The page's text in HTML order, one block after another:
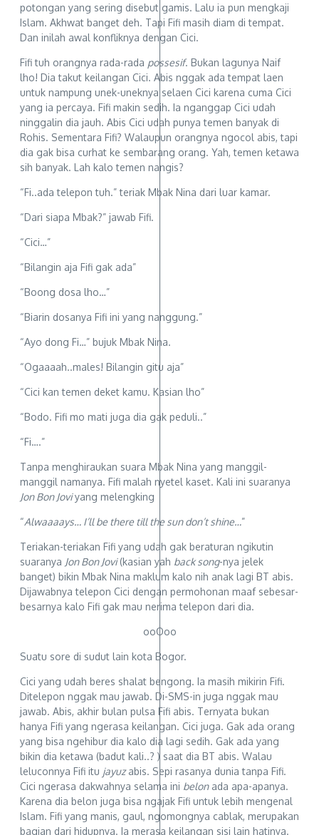
potongan yang sering disebut gamis. Lalu ia pun mengkaji
Islam. Akhwat banget deh. Tapi Fifi masih diam di tempat.
Dan inilah awal konfliknya dengan Cici.
Fifi tuh orangnya rada-rada possesif. Bukan lagunya Naif
lho! Dia takut keilangan Cici. Abis nggak ada tempat laen
untuk nampung unek-uneknya selaen Cici karena cuma Cici
yang ia percaya. Fifi makin sedih. Ia nganggap Cici udah
ninggalin dia jauh. Abis Cici udah punya temen banyak di
Rohis. Sementara Fifi? Walaupun orangnya ngocol abis, tapi
dia gak bisa curhat ke sembarang orang. Yah, temen ketawa
sih banyak. Lah kalo temen nangis?
“Fi..ada telepon tuh.” teriak Mbak Nina dari luar kamar.
“Dari siapa Mbak?” jawab Fifi.
“Cici…”
“Bilangin aja Fifi gak ada”
“Boong dosa lho…”
“Biarin dosanya Fifi ini yang nanggung.”
“Ayo dong Fi…” bujuk Mbak Nina.
“Ogaaaah..males! Bilangin gitu aja”
“Cici kan temen deket kamu. Kasian lho”
“Bodo. Fifi mo mati juga dia gak peduli..”
“Fi….”
Tanpa menghiraukan suara Mbak Nina yang manggil-
manggil namanya. Fifi malah nyetel kaset. Kali ini suaranya
Jon Bon Joviyang melengking
“Alwaaaays… I’ll be there till the sun don’t shine…”
Teriakan-teriakan Fifi yang udah gak beraturan ngikutin
suaranya Jon Bon Jovi(kasian yah back song-nya jelek
banget) bikin Mbak Nina maklum kalo nih anak lagi BT abis.
Dijawabnya telepon Cici dengan permohonan maaf sebesar-
besarnya kalo Fifi gak mau nerima telepon dari dia.
ooOoo
Suatu sore di sudut lain kota Bogor.
Cici yang udah beres shalat bengong. Ia masih mikirin Fifi.
Ditelepon nggak mau jawab. Di-SMS-in juga nggak mau
jawab. Abis, akhir bulan pulsa Fifi abis. Ternyata bukan
hanya Fifi yang ngerasa keilangan. Cici juga. Gak ada orang
yang bisa ngehibur dia kalo dia lagi sedih. Gak ada yang
bikin dia ketawa (badut kali..? ) saat dia BT abis. Walau
leluconnya Fifi itu jayuzabis. Sepi rasanya dunia tanpa Fifi.
Cici ngerasa dakwahnya selama ini belonada apa-apanya.
Karena dia belon juga bisa ngajak Fifi untuk lebih mengenal
Islam. Fifi yang manis, gaul, ngomongnya cablak, merupakan
bagian dari hidupnya. Ia merasa keilangan sisi lain hatinya.